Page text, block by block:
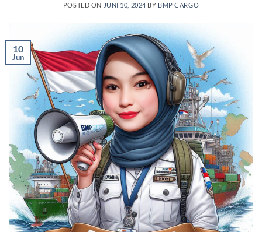
POSTED ON JUNI 10, 2024 BY BMP CARGO
10
Jun